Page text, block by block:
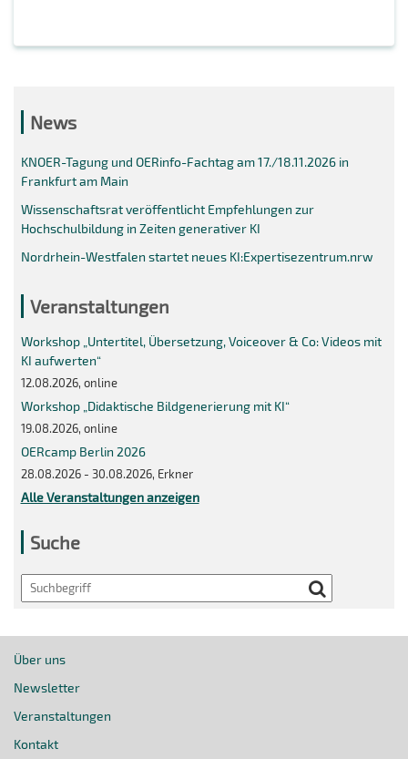
News
KNOER-Tagung und OERinfo-Fachtag am 17./18.11.2026 in
Frankfurt am Main
Wissenschaftsrat veröffentlicht Empfehlungen zur
Hochschulbildung in Zeiten generativer KI
Nordrhein-Westfalen startet neues KI:Expertisezentrum.nrw
Veranstaltungen
Workshop „Untertitel, Übersetzung, Voiceover & Co: Videos mit
KI aufwerten“
12.08.2026, online
Workshop „Didaktische Bildgenerierung mit KI“
19.08.2026, online
OERcamp Berlin 2026
28.08.2026 - 30.08.2026, Erkner
Alle Veranstaltungen anzeigen
Suche
Search
Über uns
Newsletter
Veranstaltungen
Kontakt